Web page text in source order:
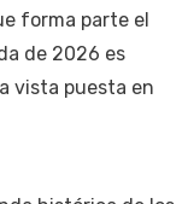
forma parte el
de 2026 es
vista puesta en